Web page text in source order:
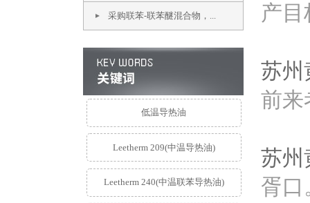
采购联苯-联苯醚混合物，...
低温导热油
Leetherm 209(中温导热油)
Leetherm 240(中温联苯导热油)
产
苏州
前来
苏州
胥口